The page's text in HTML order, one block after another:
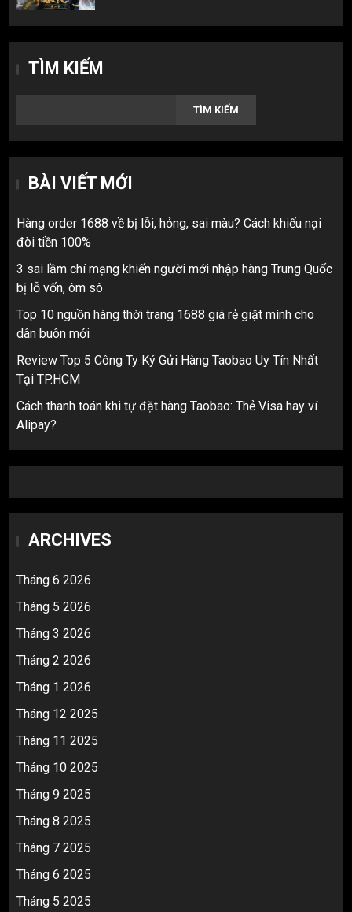
TÌM KIẾM
TÌM KIẾM
BÀI VIẾT MỚI
Hàng order 1688 về bị lỗi, hỏng, sai màu? Cách khiếu nại
đòi tiền 100%
3 sai lầm chí mạng khiến người mới nhập hàng Trung Quốc
bị lỗ vốn, ôm sô
Top 10 nguồn hàng thời trang 1688 giá rẻ giật mình cho
dân buôn mới
Review Top 5 Công Ty Ký Gửi Hàng Taobao Uy Tín Nhất
Tại TP.HCM
Cách thanh toán khi tự đặt hàng Taobao: Thẻ Visa hay ví
Alipay?
ARCHIVES
Tháng 6 2026
Tháng 5 2026
Tháng 3 2026
Tháng 2 2026
Tháng 1 2026
Tháng 12 2025
Tháng 11 2025
Tháng 10 2025
Tháng 9 2025
Tháng 8 2025
Tháng 7 2025
Tháng 6 2025
Tháng 5 2025